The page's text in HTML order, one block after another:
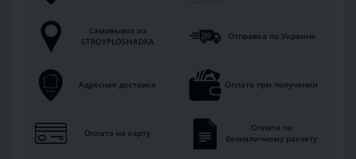
Самовывоз из
STROYPLOSHADKA
Отправка по Украине
Адресная доставка Оплата при получении
Оплата на карту
Оплата по
безналичному расчету